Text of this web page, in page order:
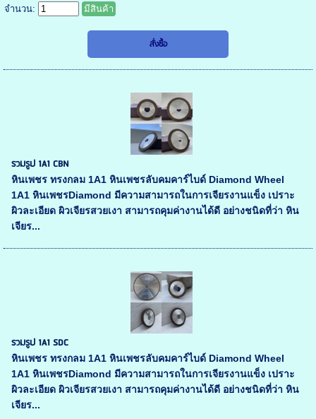
จำนวน: มีสินค้า
รวมรูป 1A1 CBN
หินเพชร ทรงกลม 1A1 หินเพชรลับคมคาร์ไบด์ Diamond Wheel
1A1 หินเพชรDiamond มีความสามารถในการเจียรงานแข็ง เปราะ
ผิวละเอียด ผิวเจียรสวยเงา สามารถคุมค่างานได้ดี อย่างชนิดที่ว่า หิน
เจียร...
รวมรูป 1A1 SDC
หินเพชร ทรงกลม 1A1 หินเพชรลับคมคาร์ไบด์ Diamond Wheel
1A1 หินเพชรDiamond มีความสามารถในการเจียรงานแข็ง เปราะ
ผิวละเอียด ผิวเจียรสวยเงา สามารถคุมค่างานได้ดี อย่างชนิดที่ว่า หิน
เจียร...